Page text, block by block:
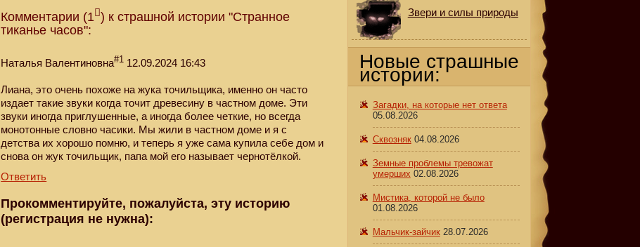
Комментарии (1 ) к страшной истории "Странное
тиканье часов":
Наталья Валентиновна#1 12.09.2024 16:43
Лиана, это очень похоже на жука точильщика, именно он часто
издает такие звуки когда точит древесину в частном доме. Эти
звуки иногда приглушенные, а иногда более четкие, но всегда
монотонные словно часики. Мы жили в частном доме и я с
детства их хорошо помню, и теперь я уже сама купила себе дом и
снова он жук точильщик, папа мой его называет чернотёлкой.
Ответить
Прокомментируйте, пожалуйста, эту историю
(регистрация не нужна):
Звери и силы природы
Новые страшные
истории:
Загадки, на которые нет ответа
05.08.2026
Сквозняк 04.08.2026
Земные проблемы тревожат
умерших 02.08.2026
Мистика, которой не было
01.08.2026
Мальчик-зайчик 28.07.2026